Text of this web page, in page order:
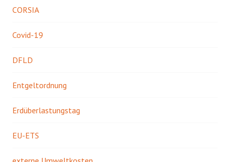
CORSIA
Covid-19
DFLD
Entgeltordnung
Erdüberlastungstag
EU-ETS